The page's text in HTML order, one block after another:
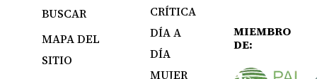
BUSCAR
MAPA DEL
SITIO
CRÍTICA
DÍA A
DÍA
MUJER
MIEMBRO
DE: